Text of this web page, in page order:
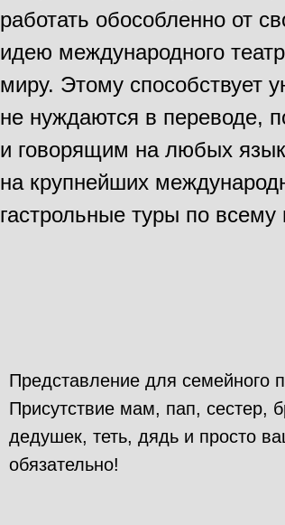
работать обособленно от
идею международного
миру. Этому способствует
не нуждаются в переводе,
и говорящим на любых
на крупнейших
гастрольные туры по всему
Представление для семейного
Присутствие мам, пап, сестер,
дедушек, теть, дядь и просто
обязательно!